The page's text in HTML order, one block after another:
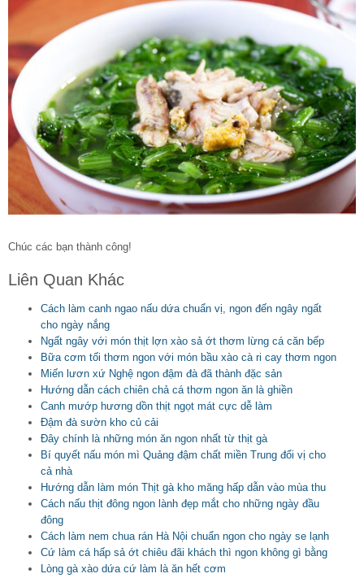
Chúc các bạn thành công!
Liên Quan Khác
Cách làm canh ngao nấu dứa chuẩn vị, ngon đến ngây ngất
cho ngày nắng
Ngất ngây với món thịt lợn xào sả ớt thơm lừng cá căn bếp
Bữa cơm tối thơm ngon với món bầu xào cà ri cay thơm ngon
Miến lươn xứ Nghệ ngon đậm đà đã thành đặc sản
Hướng dẫn cách chiên chả cá thơm ngon ăn là ghiền
Canh mướp hương dồn thịt ngọt mát cực dễ làm
Đậm đà sườn kho củ cải
Đây chính là những món ăn ngon nhất từ thịt gà
Bí quyết nấu món mì Quảng đậm chất miền Trung đổi vị cho
cả nhà
Hướng dẫn làm món Thịt gà kho măng hấp dẫn vào mùa thu
Cách nấu thịt đông ngon lành đẹp mắt cho những ngày đầu
đông
Cách làm nem chua rán Hà Nội chuẩn ngon cho ngày se lạnh
Cứ làm cá hấp sả ớt chiêu đãi khách thì ngon không gì bằng
Lòng gà xào dứa cứ làm là ăn hết cơm